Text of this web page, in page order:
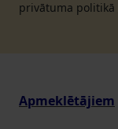
privātuma politikā
Apmeklētājiem